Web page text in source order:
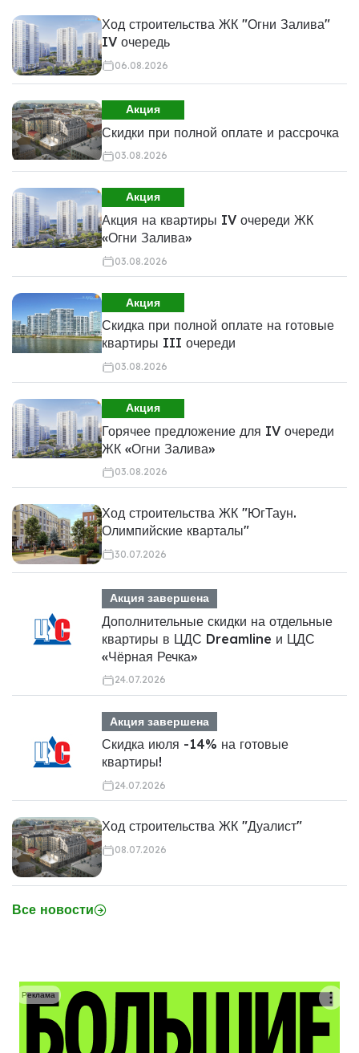
Ход строительства ЖК "Огни Залива"
IV очередь
06.08.2026
Акция
Скидки при полной оплате и рассрочка
03.08.2026
Акция
Акция на квартиры IV очереди ЖК
«Огни Залива»
03.08.2026
Акция
Скидка при полной оплате на готовые
квартиры III очереди
03.08.2026
Акция
Горячее предложение для IV очереди
ЖК «Огни Залива»
03.08.2026
Ход строительства ЖК "ЮгТаун.
Олимпийские кварталы"
30.07.2026
Акция завершена
Дополнительные скидки на отдельные
квартиры в ЦДС Dreamline и ЦДС
«Чёрная Речка»
24.07.2026
Акция завершена
Скидка июля -14% на готовые
квартиры!
24.07.2026
Ход строительства ЖК "Дуалист"
08.07.2026
Все новости
Реклама